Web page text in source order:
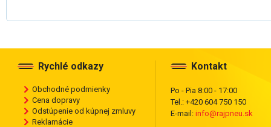
Rychlé odkazy
Obchodné podmienky
Cena dopravy
Odstúpenie od kúpnej zmluvy
Reklamácie
Kontakt
Po - Pia 8:00 - 17:00
Tel.: +420 604 750 150
E-mail: info@rajpneu.sk